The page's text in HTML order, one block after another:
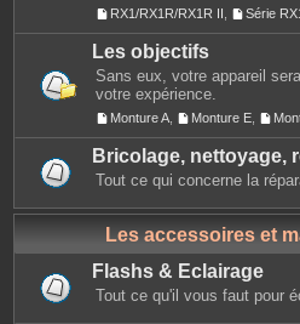
RX1/RX1R/RX1R II Série
Les objectifs
Sans eux, votre appareil
votre expérience.
Monture A Monture E
Bricolage, nettoyage,
Tout ce qui concerne la
Les accessoires et
Flashs & Eclairage
Tout ce qu'il vous faut pour